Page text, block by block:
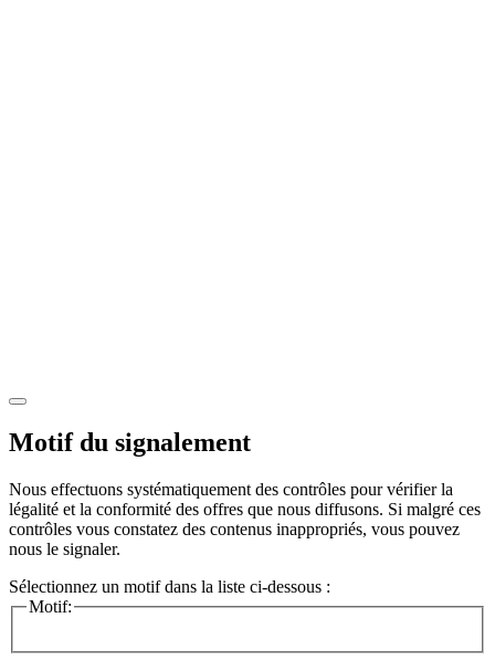
Motif du signalement
Nous effectuons systématiquement des contrôles pour vérifier la
légalité et la conformité des offres que nous diffusons. Si malgré ces
contrôles vous constatez des contenus inappropriés, vous pouvez
nous le signaler.
Sélectionnez un motif dans la liste ci-dessous :
Motif: